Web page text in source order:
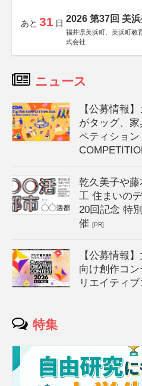
あと 31 日 2026 第37回 美
福井県美浜町、美浜町教
式会社
ニュース
【公募情報
がタッグ、
ペティショ
乾久美子や
工 住まいの
20回記念 特
催[PR]
【公募情報
向け創作コ
リエイティ
特集